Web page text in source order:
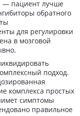
— пациент лучше
обратного
для регулировки
в мозговой
подход.
комплекса простых
симптомы
правильное